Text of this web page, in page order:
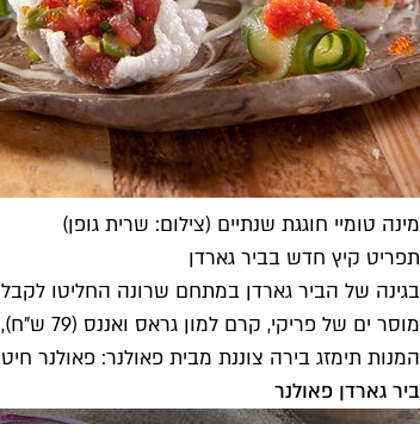
מינה טומיי חוגגת שנתיים (צילום: שרית גופן)
תפריט קיץ חדש בביר גארדן
המנות תימזג בירה צוננת מבית פאולנר: פאולנר
ביר גארדן פאולנר